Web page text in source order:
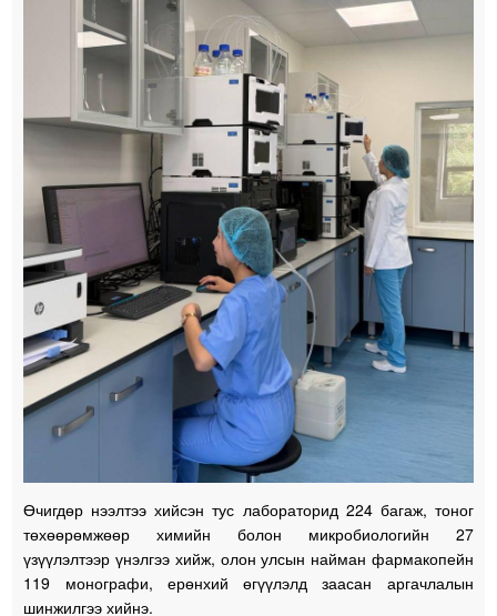
Өчигдөр нээлтээ хийсэн тус лабораторид 224 багаж, тоног
төхөөрөмжөөр химийн болон микробиологийн 27
үзүүлэлтээр үнэлгээ хийж, олон улсын найман фармакопейн
119 монографи, ерөнхий өгүүлэлд заасан аргачлалын
шинжилгээ хийнэ.